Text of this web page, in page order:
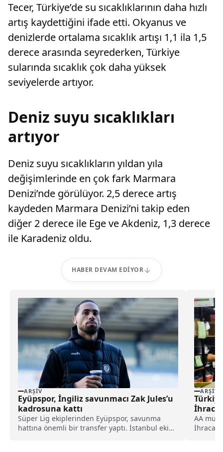
Tecer, Türkiye’de su sıcaklıklarının daha hızlı
artış kaydettiğini ifade etti. Okyanus ve
denizlerde ortalama sıcaklık artışı 1,1 ila 1,5
derece arasında seyrederken, Türkiye
sularında sıcaklık çok daha yüksek
seviyelerde artıyor.
Deniz suyu sıcaklıkları
artıyor
Deniz suyu sıcaklıkların yıldan yıla
değişimlerinde en çok fark Marmara
Denizi’nde görülüyor. 2,5 derece artış
kaydeden Marmara Denizi’ni takip eden
diğer 2 derece ile Ege ve Akdeniz, 1,3 derece
ile Karadeniz oldu.
HABER DEVAM EDIYOR
ARŞIV
Eyüpspor, İngiliz savunmacı Zak Jules’u
kadrosuna kattı
Süper Lig ekiplerinden Eyüpspor, savunma
hattına önemli bir transfer yaptı. İstanbul ekibi,
ARŞIV
AA